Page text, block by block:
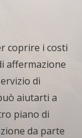
coprire i costi
affermazione
di
aiutarti a
piano di
da parte